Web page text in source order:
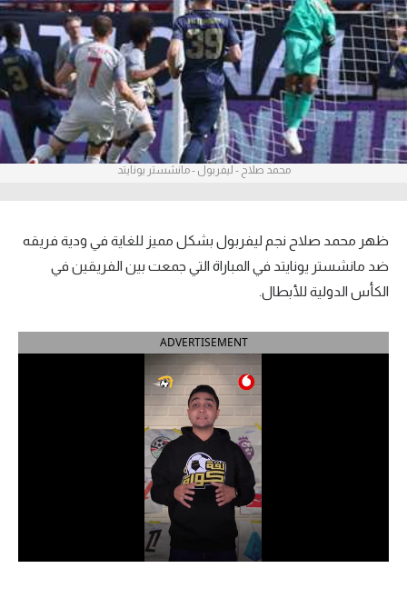
آراء حرة
ركن الألعاب
بطولات
أمريكا 2026
الدوري الإنجليزي الممتاز
الدوري الإسباني
الدوري السعودي للمحترفين
دوري أبطال إفريقيا
محمد صلاح - ليفربول - مانشستر يونايتد
ظهر محمد صلاح نجم ليفربول بشكل مميز للغاية في ودية فريقه
ضد مانشستر يونايتد في المباراة التي جمعت بين الفريقين في
الكأس الدولية للأبطال.
ADVERTISEMENT